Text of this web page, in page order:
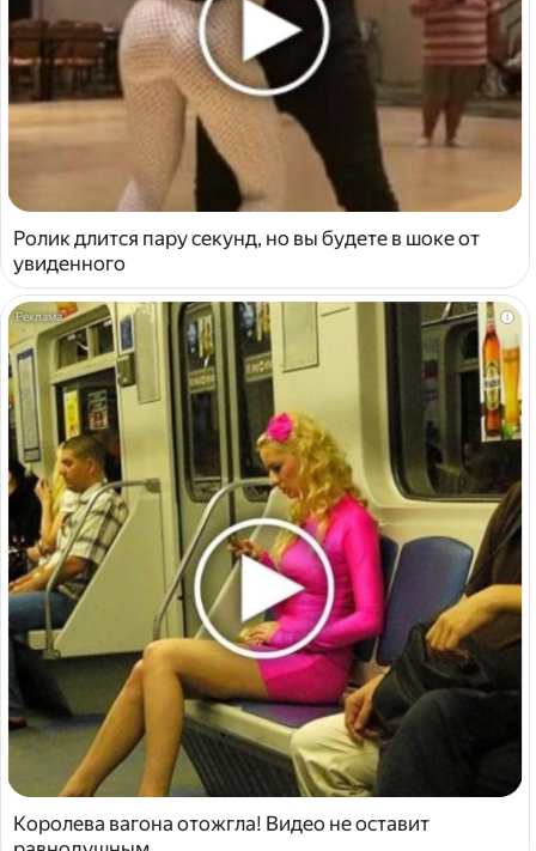
Ролик длится пару секунд, но вы будете в шоке от
увиденного
i
Королева вагона отожгла! Видео не оставит